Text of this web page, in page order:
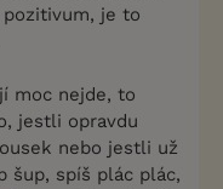
pozitivum, je to
moc nejde, to
jestli opravdu
nebo jestli už
šup, spíš plác plác,